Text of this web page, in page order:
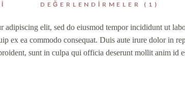
DEĞERLENDIRMELER (1)
adipiscing elit, sed do eiusmod tempor incididunt ut
ex ea commodo consequat. Duis aute irure dolor in
sunt in culpa qui officia deserunt mollit anim id